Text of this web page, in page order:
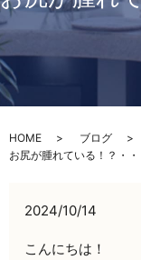
HOME ブログ
お尻が腫れている！？・
2024/10/14
こんにちは！